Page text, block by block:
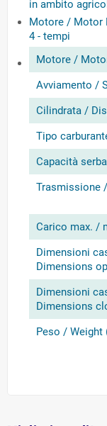
in ambito
Motore / Motor
4 - tempi
Motore /
Avviamento /
Cilindrata /
Tipo
Capacità
Trasmissione
Carico max. /
Dimensioni
Dimensions
Dimensioni
Dimensions
Peso / Weight